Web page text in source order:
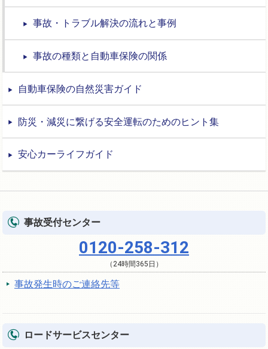
事故・トラブル解決の流れと事例
事故の種類と自動車保険の関係
自動車保険の自然災害ガイド
防災・減災に繋げる安全運転のためのヒント集
安心カーライフガイド
事故受付センター
0120-258-312
（24時間365日）
事故発生時のご連絡先等
ロードサービスセンター